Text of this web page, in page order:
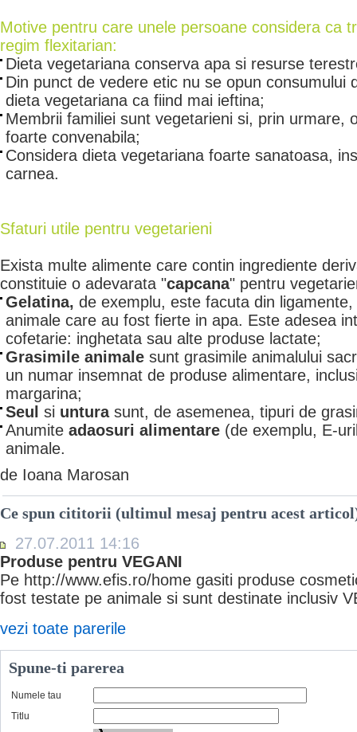
Motive pentru care unele persoane considera ca
regim flexitarian:
Dieta vegetariana conserva apa si resurse
Din punct de vedere etic nu se opun consumului
dieta vegetariana ca fiind mai ieftina;
Membrii familiei sunt vegetarieni si, prin urmare,
foarte convenabila;
Considera dieta vegetariana foarte sanatoasa,
carnea.
Sfaturi utile pentru vegetarieni
Exista multe alimente care contin ingrediente
constituie o adevarata "capcana" pentru
Gelatina, de exemplu, este facuta din
animale care au fost fierte in apa. Este adesea
cofetarie: inghetata sau alte produse lactate;
Grasimile animale sunt grasimile animalului
un numar insemnat de produse alimentare,
margarina;
Seul si untura sunt, de asemenea, tipuri de
Anumite adaosuri alimentare (de exemplu, E-
animale.
de Ioana Marosan
Ce spun cititorii (ultimul mesaj pentru acest
27.07.2011 14:16
Produse pentru VEGANI
Pe http://www.efis.ro/home gasiti produse
fost testate pe animale si sunt destinate inclusiv
vezi toate parerile
Spune-ti parerea
Numele tau
Titlu